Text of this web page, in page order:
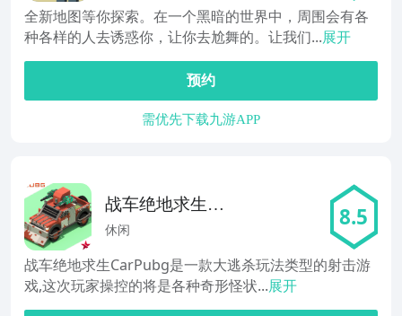
全新地图等你探索。在一个黑暗的世界中，周围会有各
种各样的人去诱惑你，让你去尬舞的。让我们...展开
预约
需优先下载九游APP
战车绝地求生
CarPubg
休闲 8.5
战车绝地求生CarPubg是一款大逃杀玩法类型的射击游
戏,这次玩家操控的将是各种奇形怪状...展开